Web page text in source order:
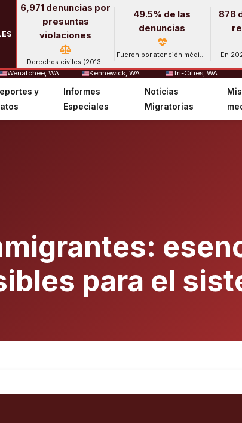
6,971 denuncias por
presuntas
violaciones
Derechos civiles (2013–
2024).
49.5% de las
denuncias
Fueron por atención médica
878
En
Wenatchee, WA Kennewick, WA Tri-Cities, WA
y
Informes
Especiales
Noticias
Migratorias
para el